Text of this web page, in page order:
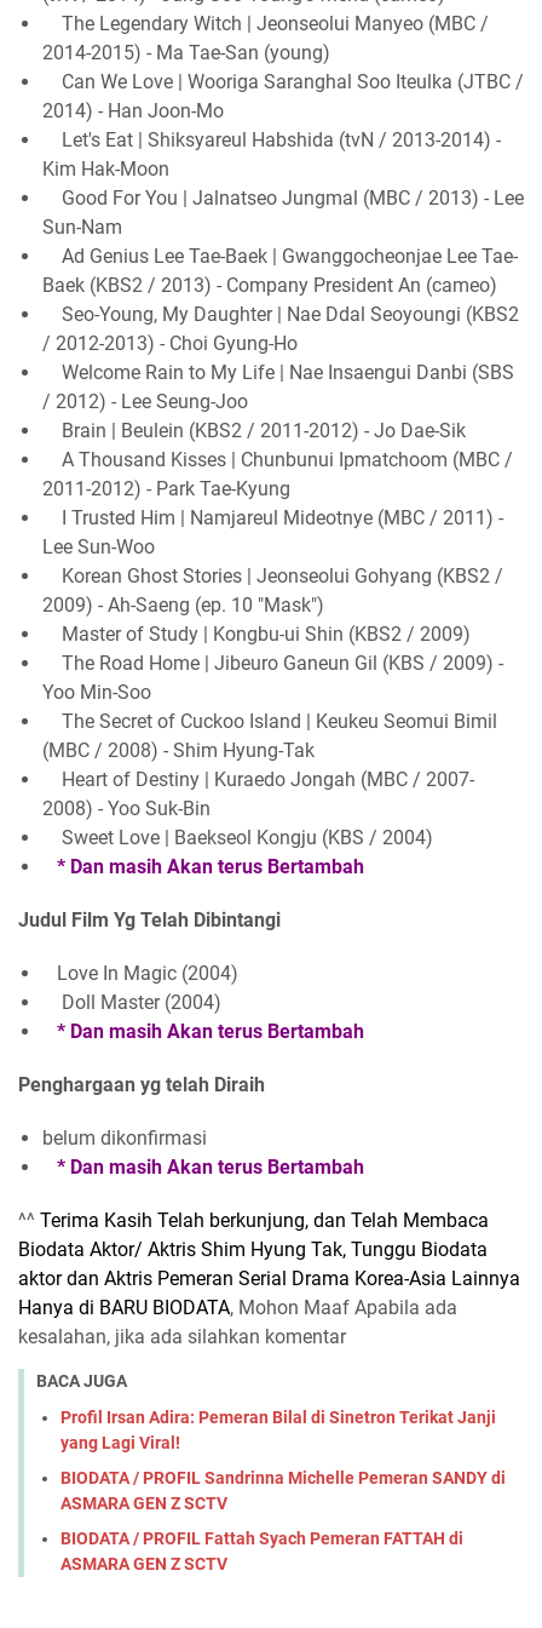
The Legendary Witch | Jeonseolui Manyeo (MBC /
2014-2015) - Ma Tae-San (young)
Can We Love | Wooriga Saranghal Soo Iteulka (JTBC /
2014) - Han Joon-Mo
Let's Eat | Shiksyareul Habshida (tvN / 2013-2014) -
Kim Hak-Moon
Good For You | Jalnatseo Jungmal (MBC / 2013) - Lee
Sun-Nam
Ad Genius Lee Tae-Baek | Gwanggocheonjae Lee Tae-
Baek (KBS2 / 2013) - Company President An (cameo)
Seo-Young, My Daughter | Nae Ddal Seoyoungi (KBS2
/ 2012-2013) - Choi Gyung-Ho
Welcome Rain to My Life | Nae Insaengui Danbi (SBS
/ 2012) - Lee Seung-Joo
Brain | Beulein (KBS2 / 2011-2012) - Jo Dae-Sik
A Thousand Kisses | Chunbunui Ipmatchoom (MBC /
2011-2012) - Park Tae-Kyung
I Trusted Him | Namjareul Mideotnye (MBC / 2011) -
Lee Sun-Woo
Korean Ghost Stories | Jeonseolui Gohyang (KBS2 /
2009) - Ah-Saeng (ep. 10 "Mask")
Master of Study | Kongbu-ui Shin (KBS2 / 2009)
The Road Home | Jibeuro Ganeun Gil (KBS / 2009) -
Yoo Min-Soo
The Secret of Cuckoo Island | Keukeu Seomui Bimil
(MBC / 2008) - Shim Hyung-Tak
Heart of Destiny | Kuraedo Jongah (MBC / 2007-
2008) - Yoo Suk-Bin
Sweet Love | Baekseol Kongju (KBS / 2004)
* Dan masih Akan terus Bertambah
Judul Film Yg Telah Dibintangi
Love In Magic (2004)
Doll Master (2004)
* Dan masih Akan terus Bertambah
Penghargaan yg telah Diraih
belum dikonfirmasi
* Dan masih Akan terus Bertambah
^^ Terima Kasih Telah berkunjung, dan Telah Membaca
Biodata Aktor/ Aktris Shim Hyung Tak, Tunggu Biodata
aktor dan Aktris Pemeran Serial Drama Korea-Asia Lainnya
Hanya di BARU BIODATA, Mohon Maaf Apabila ada
kesalahan, jika ada silahkan komentar
BACA JUGA
Profil Irsan Adira: Pemeran Bilal di Sinetron Terikat Janji
yang Lagi Viral!
BIODATA / PROFIL Sandrinna Michelle Pemeran SANDY di
ASMARA GEN Z SCTV
BIODATA / PROFIL Fattah Syach Pemeran FATTAH di
ASMARA GEN Z SCTV